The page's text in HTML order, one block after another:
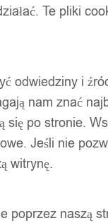
Te pliki
odwiedziny i
nam znać
się po stronie.
Jeśli nie
witrynę.
poprzez naszą